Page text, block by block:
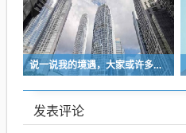
说一说我的境遇，大家或许多少能对于长沙这座城的人事物有些体会
发表评论